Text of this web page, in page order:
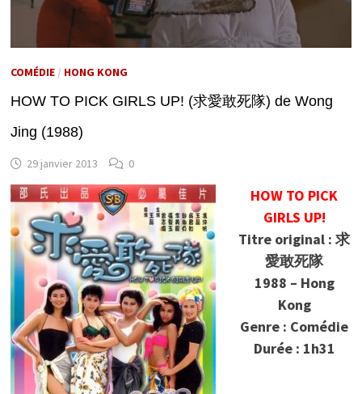
COMÉDIE/ HONG KONG
HOW TO PICK GIRLS UP! (求愛敢死隊) de Wong
Jing (1988)
29 janvier 2013 0
HOW TO PICK
GIRLS UP!
Titre original : 求
愛敢死隊
1988 – Hong
Kong
Genre : Comédie
Durée : 1h31